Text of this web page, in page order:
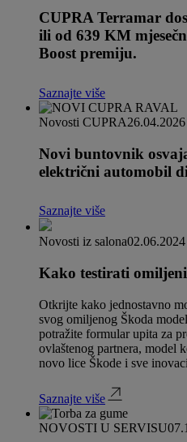
CUPRA Terramar
ili od 639 KM
Boost premiju.
Saznajte više
Novosti CUPRA26.04.2026
Novi buntovnik
električni automobil
Saznajte više
Novosti iz salona02.06.2024
Kako testirati
Otkrijte kako jednostavno
svog omiljenog Škoda
potražite formular upita za
ovlaštenog partnera, model
novo lice Škode i sve
Saznajte više
NOVOSTI U SERVISU